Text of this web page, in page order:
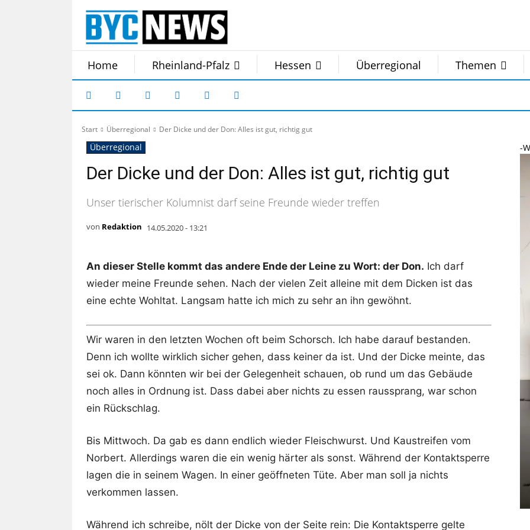
Home Rheinland-Pfalz Hessen Überregional Themen
Start Überregional Der Dicke und der Don: Alles ist gut, richtig gut
Überregional
Der Dicke und der Don: Alles ist gut, richtig gut
Unser tierischer Kolumnist darf seine Freunde wieder treffen
von Redaktion 14.05.2020 - 13:21
An dieser Stelle kommt das andere Ende der Leine zu Wort: der Don. Ich darf
wieder meine Freunde sehen. Nach der vielen Zeit alleine mit dem Dicken ist das
eine echte Wohltat. Langsam hatte ich mich zu sehr an ihn gewöhnt.
Wir waren in den letzten Wochen oft beim Schorsch. Ich habe darauf bestanden.
Denn ich wollte wirklich sicher gehen, dass keiner da ist. Und der Dicke meinte, das
sei ok. Dann könnten wir bei der Gelegenheit schauen, ob rund um das Gebäude
noch alles in Ordnung ist. Dass dabei aber nichts zu essen raussprang, war schon
ein Rückschlag.
Bis Mittwoch. Da gab es dann endlich wieder Fleischwurst. Und Kaustreifen vom
Norbert. Allerdings waren die ein wenig härter als sonst. Während der Kontaktsperre
lagen die in seinem Wagen. In einer geöffneten Tüte. Aber man soll ja nichts
verkommen lassen.
Während ich schreibe, nölt der Dicke von der Seite rein: Die Kontaktsperre gelte
-